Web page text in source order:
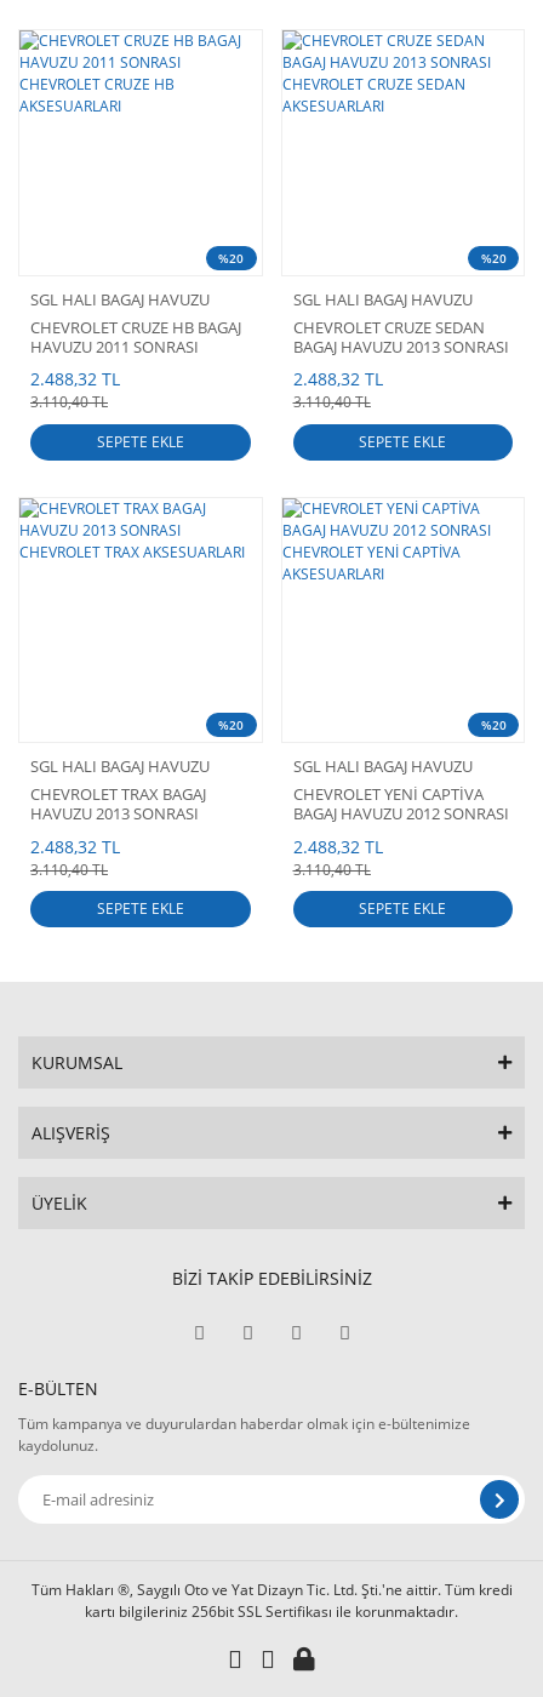
%20
SGL HALI BAGAJ HAVUZU
CHEVROLET CRUZE HB BAGAJ
HAVUZU 2011 SONRASI
AKSESUARLARI
2.488,32 TL
3.110,40 TL
SEPETE EKLE
%20
SGL HALI BAGAJ HAVUZU
CHEVROLET CRUZE SEDAN
BAGAJ HAVUZU 2013 SONRASI
AKSESUARLARI
2.488,32 TL
3.110,40 TL
SEPETE EKLE
%20
SGL HALI BAGAJ HAVUZU
CHEVROLET TRAX BAGAJ
HAVUZU 2013 SONRASI
AKSESUARLARI
2.488,32 TL
3.110,40 TL
SEPETE EKLE
%20
SGL HALI BAGAJ HAVUZU
CHEVROLET YENİ CAPTİVA
BAGAJ HAVUZU 2012 SONRASI
AKSESUARLARI
2.488,32 TL
3.110,40 TL
SEPETE EKLE
KURUMSAL
ALIŞVERİŞ
ÜYELİK
BİZİ TAKİP EDEBİLİRSİNİZ
E-BÜLTEN
Tüm kampanya ve duyurulardan haberdar olmak için e-bültenimize
kaydolunuz.
Tüm Hakları ®, Saygılı Oto ve Yat Dizayn Tic. Ltd. Şti.'ne aittir. Tüm kredi
kartı bilgileriniz 256bit SSL Sertifikası ile korunmaktadır.